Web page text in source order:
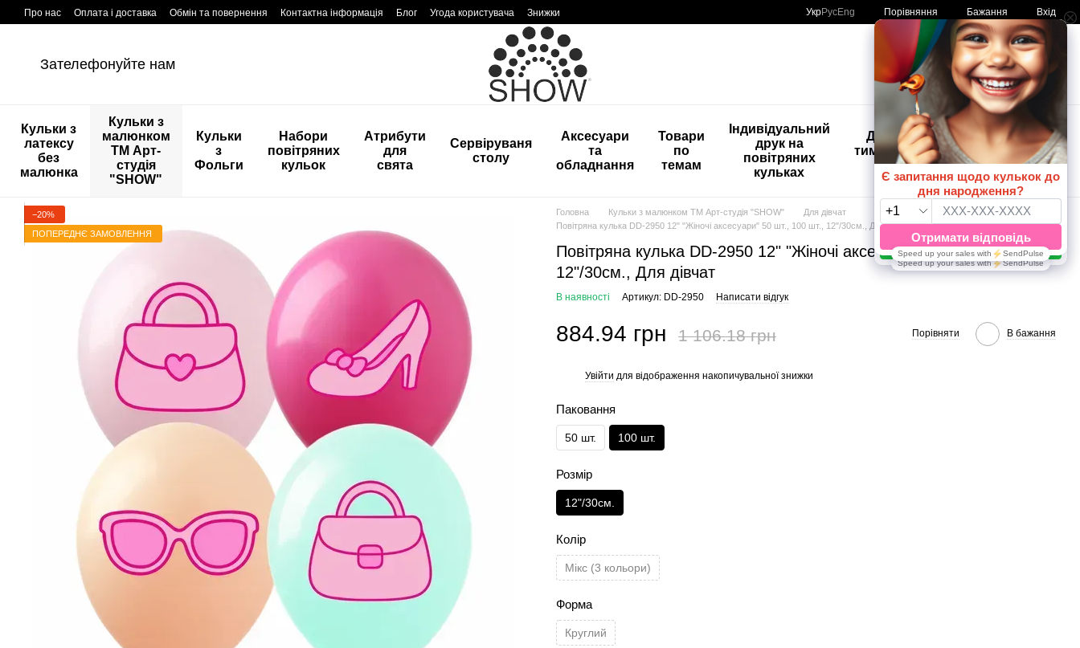
Перейти к основному контенту
Про нас Оплата і доставка Обмін та повернення Контактна інформація Блог Угода користувача Знижки УкрРусEng Порівняння Бажання Вхід
Зателефонуйте нам Мій кошик
Кульки з
латексу
без
малюнка
Кульки з
малюнком
ТМ Арт-
студія
"SHOW"
Кульки
з
Фольги
Набори
повітряних
кульок
Атрибути
для
свята
Сервіруваня
столу
Аксесуари
та
обладнання
Товари
по
темам
Індивідуальний
друк на
повітряних
кульках
Дитяче
тимчасове
тату
🚨🚨🚨
Розпродаж
Кульки з
друком😀
🎈
−20%
ПОПЕРЕДНЄ ЗАМОВЛЕННЯ
Головна Кульки з малюнком ТМ Арт-студія "SHOW"
Для дівчат
Повітряна кулька DD-2950 12" "Жіночі аксесуари" 50 шт., 100 шт., 12"/30см., Для дівчат
Повітряна кулька DD-2950 12" "Жіночі аксесуари" 50 шт., 100 шт.,
12"/30см., Для дівчат
В наявності Артикул: DD-2950 Написати відгук
884.94 грн 1 106.18 грн Порівняти В бажання
Увійти для відображення накопичувальної знижки
Паковання
50 шт. 100 шт.
Розмір
12"/30см.
Колір
Мікс (3 кольори)
Форма
Круглий